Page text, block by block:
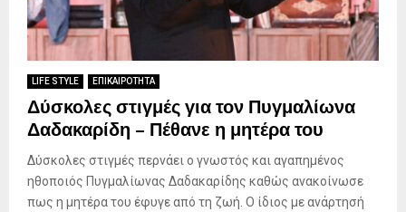
LIFE STYLE ΕΠΙΚΑΙΡΟΤΗΤΑ
Δύσκολες στιγμές για τον Πυγμαλίωνα
Δαδακαρίδη – Πέθανε η μητέρα του
Δύσκολες στιγμές περνάει ο γνωστός και αγαπημένος
ηθοποιός Πυγμαλίωνας Δαδακαρίδης καθώς ανακοίνωσε
πως η μητέρα του έφυγε από τη ζωή. Ο ίδιος με ανάρτησή